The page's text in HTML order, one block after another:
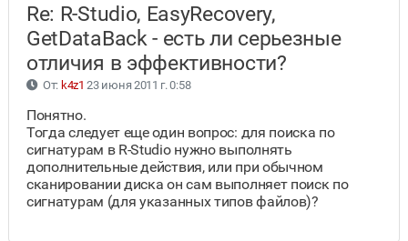
Re: R-Studio, EasyRecovery,
GetDataBack - есть ли серьезные
отличия в эффективности?
От: k4z1 23 июня 2011 г. 0:58
Понятно.
Тогда следует еще один вопрос: для поиска по
сигнатурам в R-Studio нужно выполнять
дополнительные действия, или при обычном
сканировании диска он сам выполняет поиск по
сигнатурам (для указанных типов файлов)?